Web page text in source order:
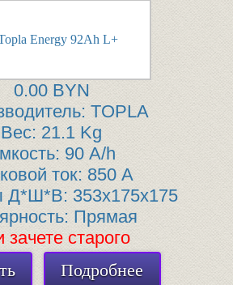
0.00 BYN
TOPLA
Вес: 21.1 Kg
90 A/h
ток: 850 A
Д*Ш*В: 353x175x175
Прямая
зачете старого
Подробнее